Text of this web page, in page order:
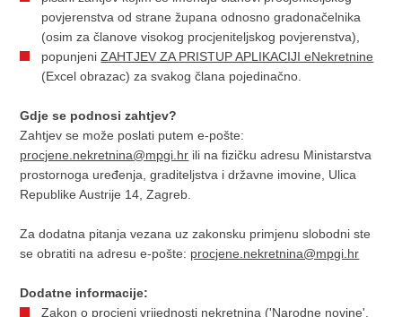
povjerenstva od strane župana odnosno gradonačelnika
(osim za članove visokog procjeniteljskog povjerenstva),
popunjeniZAHTJEV ZA PRISTUP APLIKACIJI eNekretnine
(Excel obrazac) za svakog člana pojedinačno.
Gdje se podnosi zahtjev?
Zahtjev se može poslati putem e-pošte:
procjene.nekretnina@mpgi.hr ili na fizičku adresu Ministarstva
prostornoga uređenja, graditeljstva i državne imovine, Ulica
Republike Austrije 14, Zagreb.
Za dodatna pitanja vezana uz zakonsku primjenu slobodni ste
se obratiti na adresu e-pošte: procjene.nekretnina@mpgi.hr
Dodatne informacije:
Zakon o procjeni vrijednosti nekretnina ('Narodne novine',